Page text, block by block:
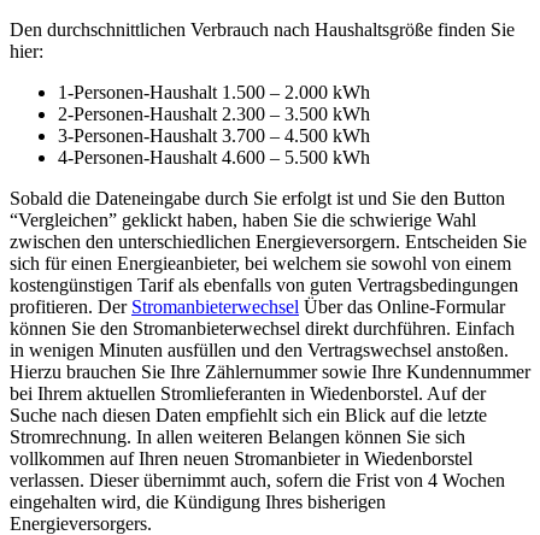
Den durchschnittlichen Verbrauch nach Haushaltsgröße finden Sie
hier:
1-Personen-Haushalt 1.500 – 2.000 kWh
2-Personen-Haushalt 2.300 – 3.500 kWh
3-Personen-Haushalt 3.700 – 4.500 kWh
4-Personen-Haushalt 4.600 – 5.500 kWh
Sobald die Dateneingabe durch Sie erfolgt ist und Sie den Button
“Vergleichen” geklickt haben, haben Sie die schwierige Wahl
zwischen den unterschiedlichen Energieversorgern. Entscheiden Sie
sich für einen Energieanbieter, bei welchem sie sowohl von einem
kostengünstigen Tarif als ebenfalls von guten Vertragsbedingungen
profitieren. Der Stromanbieterwechsel Über das Online-Formular
können Sie den Stromanbieterwechsel direkt durchführen. Einfach
in wenigen Minuten ausfüllen und den Vertragswechsel anstoßen.
Hierzu brauchen Sie Ihre Zählernummer sowie Ihre Kundennummer
bei Ihrem aktuellen Stromlieferanten in Wiedenborstel. Auf der
Suche nach diesen Daten empfiehlt sich ein Blick auf die letzte
Stromrechnung. In allen weiteren Belangen können Sie sich
vollkommen auf Ihren neuen Stromanbieter in Wiedenborstel
verlassen. Dieser übernimmt auch, sofern die Frist von 4 Wochen
eingehalten wird, die Kündigung Ihres bisherigen
Energieversorgers.